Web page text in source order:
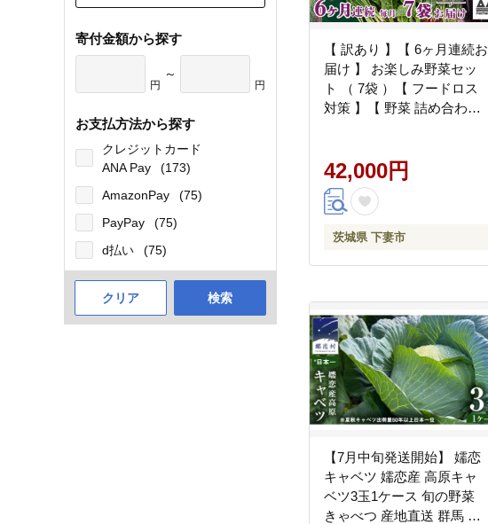
寄付金額から探す
円
～
円
お支払方法から探す
クレジットカード
ANA Pay
(173)
AmazonPay
(75)
PayPay
(75)
d払い
(75)
クリア 検索
【 訳あり 】【 6ヶ月連続お
届け 】 お楽しみ野菜セッ
ト （ 7袋 ）【 フードロス
対策 】【 野菜 詰め合わせ
かぶ 人参 里芋 たまねぎ 玉
ねぎ ルッコラ ほうれん草
春菊 大根 芽キャベツ レタ
とうもろこし そら豆 枝豆
パクチー ビーツ ほうれん
トマト かぼちゃ 】
42,000円
茨城県 下妻市
【7月中旬発送開始】 嬬恋
キャベツ 嬬恋産 高原キャ
ベツ3玉1ケース 旬の野菜
きゃべつ 産地直送 群馬 お